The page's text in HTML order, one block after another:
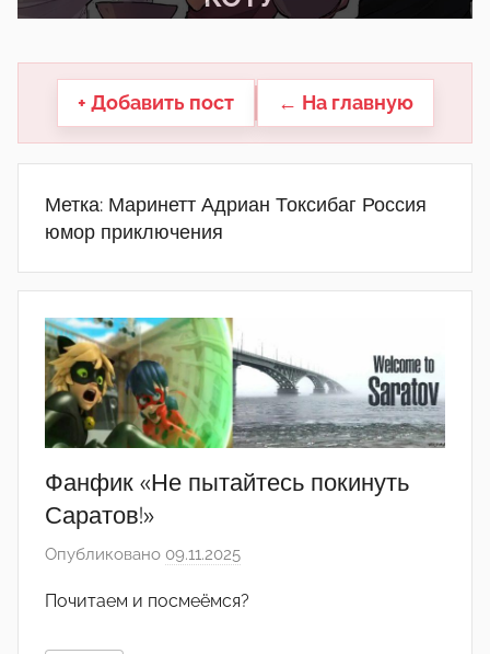
другие.
+ Добавить пост ← На главную
Метка: Маринетт Адриан Токсибаг Россия
юмор приключения
Фанфик «Не пытайтесь покинуть
Саратов!»
Опубликовано 09.11.2025
т
Почитаем и посмеёмся?